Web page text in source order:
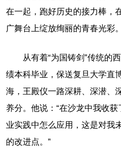
在一起，跑好历史的接力棒，
广舞台上绽放绚丽的青春光彩。
从有着“为国铸剑”传统的
绩本科毕业，保送复旦大学直
海，王殿仪一路深耕、深潜、
养分。他说：“在沙龙中我收
业实践中怎么应用，这是对我
的改进点。”